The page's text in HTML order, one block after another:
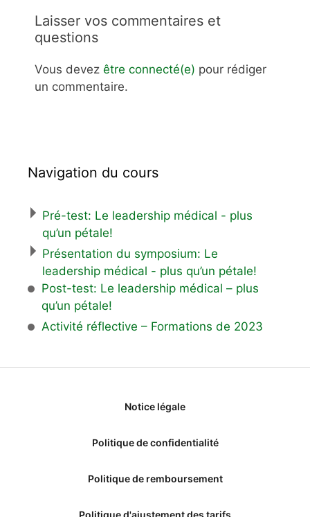
Laisser vos commentaires et
questions
Vous devez être connecté(e) pour rédiger
un commentaire.
Navigation du cours
Pré-test: Le leadership médical - plus
qu’un pétale!
Présentation du symposium: Le
leadership médical - plus qu’un pétale!
Post-test: Le leadership médical – plus
qu’un pétale!
Activité réflective – Formations de 2023
Notice légale
Politique de confidentialité
Politique de remboursement